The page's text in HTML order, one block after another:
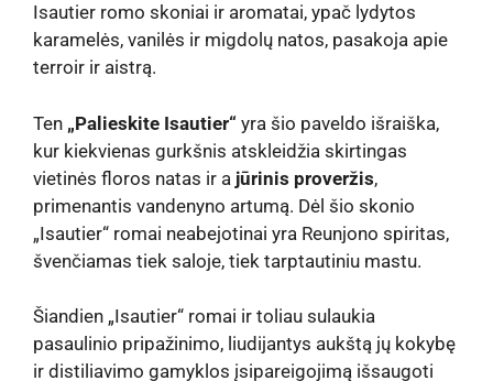
Isautier romo skoniai ir aromatai, ypač lydytos
karamelės, vanilės ir migdolų natos, pasakoja apie
terroir ir aistrą.
Ten „Palieskite Isautier“ yra šio paveldo išraiška,
kur kiekvienas gurkšnis atskleidžia skirtingas
vietinės floros natas ir a jūrinis proveržis,
primenantis vandenyno artumą. Dėl šio skonio
„Isautier“ romai neabejotinai yra Reunjono spiritas,
švenčiamas tiek saloje, tiek tarptautiniu mastu.
Šiandien „Isautier“ romai ir toliau sulaukia
pasaulinio pripažinimo, liudijantys aukštą jų kokybę
ir distiliavimo gamyklos įsipareigojimą išsaugoti